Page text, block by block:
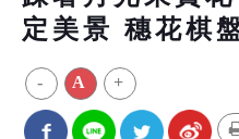
定美景 穗花棋
- A +